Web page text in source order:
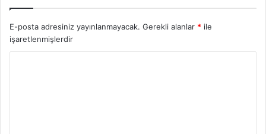
E-posta adresiniz yayınlanmayacak. Gerekli alanlar * ile
işaretlenmişlerdir